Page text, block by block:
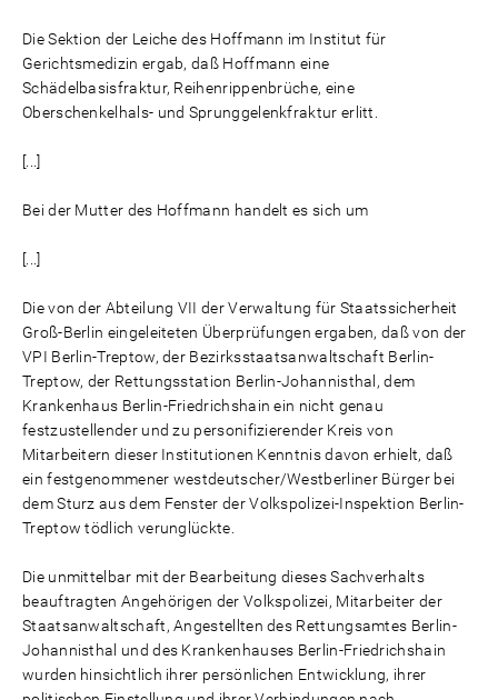
Die Sektion der Leiche des Hoffmann im Institut für
Gerichtsmedizin ergab, daß Hoffmann eine
Schädelbasisfraktur, Reihenrippenbrüche, eine
Oberschenkelhals- und Sprunggelenkfraktur erlitt.
[...]
Bei der Mutter des Hoffmann handelt es sich um
[...]
Die von der Abteilung VII der Verwaltung für Staatssicherheit
Groß-Berlin eingeleiteten Überprüfungen ergaben, daß von der
VPI Berlin-Treptow, der Bezirksstaatsanwaltschaft Berlin-
Treptow, der Rettungsstation Berlin-Johannisthal, dem
Krankenhaus Berlin-Friedrichshain ein nicht genau
festzustellender und zu personifizierender Kreis von
Mitarbeitern dieser Institutionen Kenntnis davon erhielt, daß
ein festgenommener westdeutscher/Westberliner Bürger bei
dem Sturz aus dem Fenster der Volkspolizei-Inspektion Berlin-
Treptow tödlich verunglückte.
Die unmittelbar mit der Bearbeitung dieses Sachverhalts
beauftragten Angehörigen der Volkspolizei, Mitarbeiter der
Staatsanwaltschaft, Angestellten des Rettungsamtes Berlin-
Johannisthal und des Krankenhauses Berlin-Friedrichshain
wurden hinsichtlich ihrer persönlichen Entwicklung, ihrer